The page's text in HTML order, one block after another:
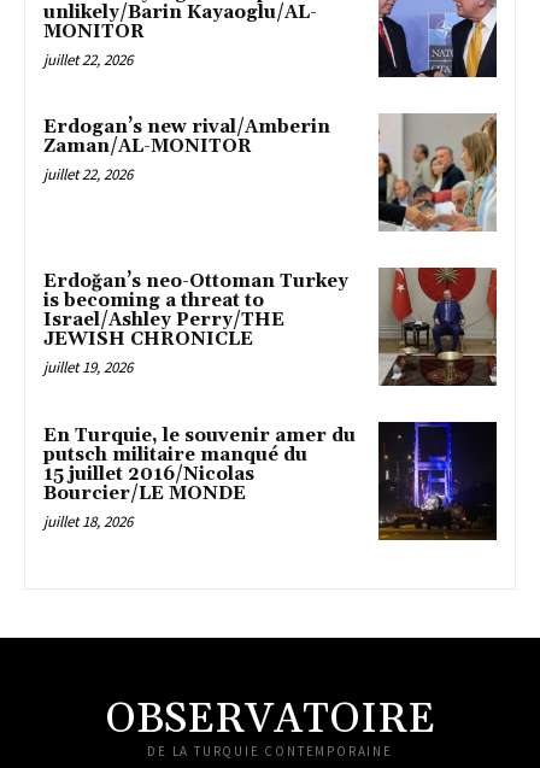
unlikely/Barin Kayaoglu/AL-
MONITOR
juillet 22, 2026
Erdogan’s new rival/Amberin
Zaman/AL-MONITOR
juillet 22, 2026
Erdoğan’s neo-Ottoman Turkey
is becoming a threat to
Israel/Ashley Perry/THE
JEWISH CHRONICLE
juillet 19, 2026
En Turquie, le souvenir amer du
putsch militaire manqué du
15 juillet 2016/Nicolas
Bourcier/LE MONDE
juillet 18, 2026
OBSERVATOIRE
DE LA TURQUIE CONTEMPORAINE